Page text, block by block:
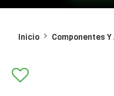
Inicio Componentes